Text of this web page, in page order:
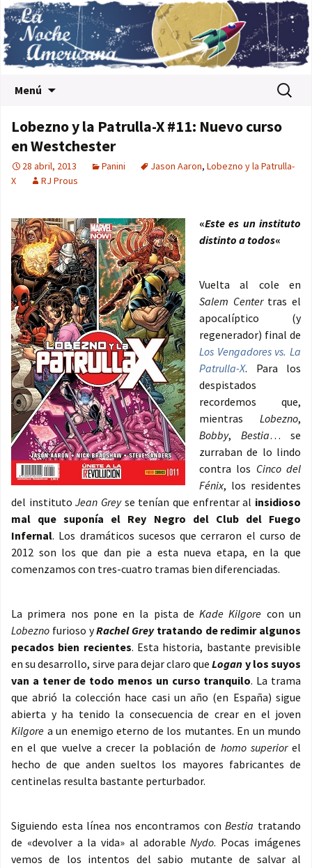
Menú Buscar:
Lobezno y la Patrulla-X #11: Nuevo curso
en Westchester
28 abril, 2013 Panini Jason Aaron, Lobezno y la Patrulla-
X
RJ Prous
«Este es un instituto
distinto a todos«
Vuelta al cole en
Salem Centertras el
apocalíptico (y
regenerador) final de
Los Vengadores vs. La
Patrulla-X. Para los
despistados
recordemos que,
mientras Lobezno,
Bobby, Bestia… se
zurraban de lo lindo
contra los Cinco del
Fénix, los residentes
del institutoJean Greyse tenían que enfrentar al insidioso
mal que suponía el Rey Negro del Club del Fuego
Infernal. Los dramáticos sucesos que cerraron el curso de
2012 son los que dan pie a esta nueva etapa, en la que
comenzamos con tres-cuatro tramas bien diferenciadas.
La primera nos pone en la pista deKade Kilgore con un
Lobezno furioso yRachel Greytratando de redimir algunos
pecados bien recientes. Esta historia, bastante previsible
en su desarrollo, sirve para dejar claro queLogan y los suyos
van a tener de todo menos un curso tranquilo. La trama
que abrió la colección hace casi un año (en España) sigue
abierta y ha tenido la consecuencia de crear en el joven
Kilgore a un enemigo eterno de los mutantes. En un mundo
en el que vuelve a crecer la población de homo superiorel
hecho de que anden sueltos los mayores fabricantes de
centinelas resulta bastante perturbador.
Siguiendo esta línea nos encontramos conBestia tratando
de «devolver a la vida» al adorableNydo. Pocas imágenes
vemos de los intentos del sabio mutante de salvar al